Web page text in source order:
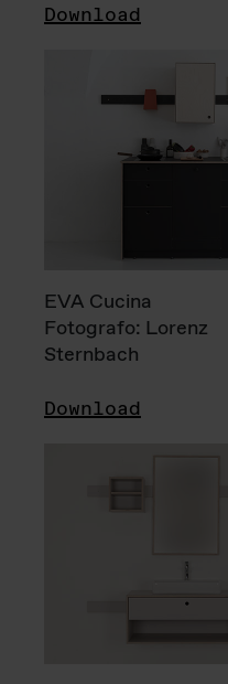
Download
EVA Cucina
Fotografo: Lorenz
Sternbach
Download